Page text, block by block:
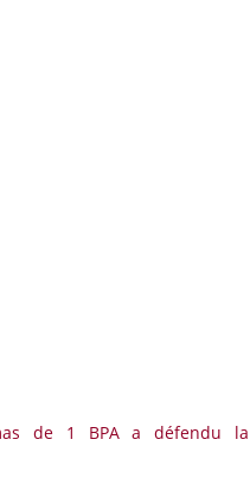
de 1 BPA a défendu la